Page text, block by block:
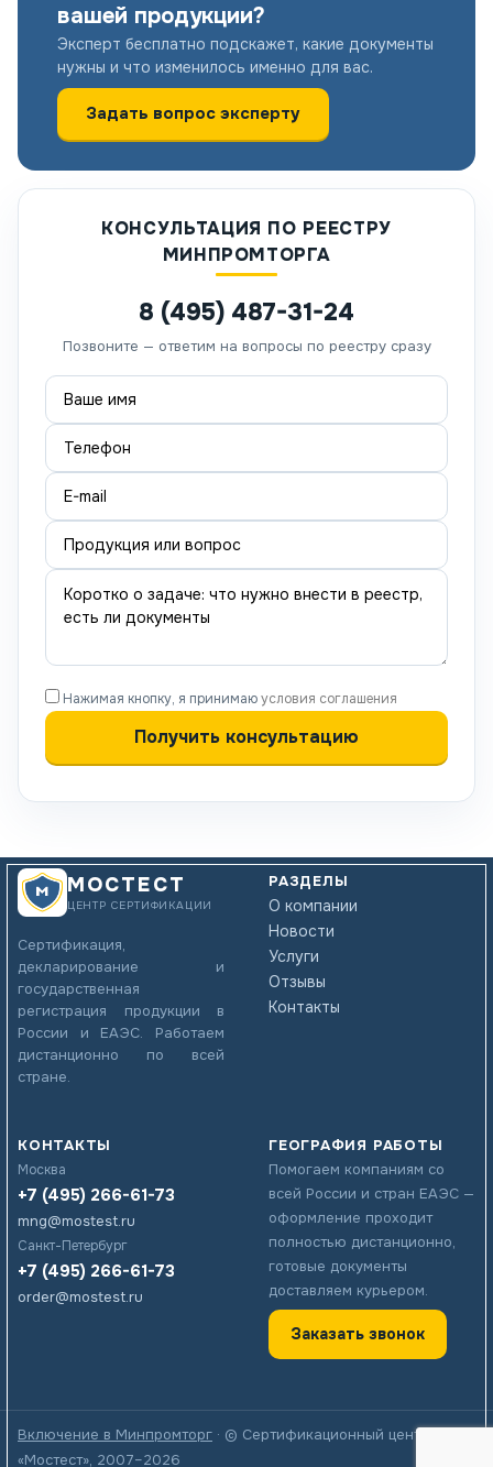
вашей продукции?
Эксперт бесплатно подскажет, какие документы
нужны и что изменилось именно для вас.
Задать вопрос эксперту
КОНСУЛЬТАЦИЯ ПО РЕЕСТРУ
МИНПРОМТОРГА
8 (495) 487-31-24
Позвоните — ответим на вопросы по реестру сразу
Нажимая кнопку, я принимаюусловия соглашения
МОСТЕСТ
ЦЕНТР СЕРТИФИКАЦИИ
Сертификация,
декларирование и
государственная
регистрация продукции в
России и ЕАЭС. Работаем
дистанционно по всей
стране.
РАЗДЕЛЫ
О компании
Новости
Услуги
Отзывы
Контакты
КОНТАКТЫ
Москва
+7 (495) 266-61-73
mng@mostest.ru
Санкт-Петербург
+7 (495) 266-61-73
order@mostest.ru
ГЕОГРАФИЯ РАБОТЫ
Помогаем компаниям со
всей России и стран ЕАЭС —
оформление проходит
полностью дистанционно,
готовые документы
доставляем курьером.
Заказать звонок
Включение в Минпромторг · © Сертификационный центр
«Мостест», 2007–2026